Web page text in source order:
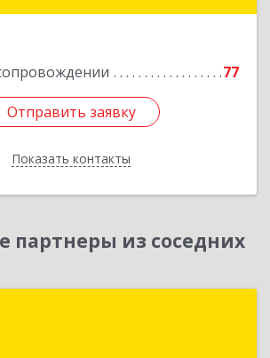
77
Отправить заявку
Показать контакты
Подробнее
Отправить заявку
Назад
из соседних